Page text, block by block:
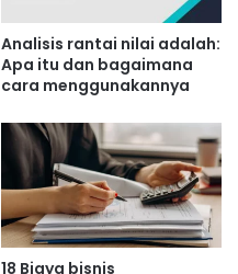
Analisis rantai nilai adalah:
Apa itu dan bagaimana
cara menggunakannya
18 Biaya bisnis